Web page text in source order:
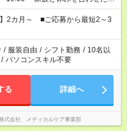
がしたい」 「できれば残業はし
さいね。 ※Wワーク希望
る勤務時間と、もう1つのお仕事
超える場合は応募できません。
】2カ月～ ■ご応募から最短2～3
/ 服装自由 / シフト勤務 / 10名以
/ パソコンスキル不要
る 詳細へ
式会社 メディカルケア事業部